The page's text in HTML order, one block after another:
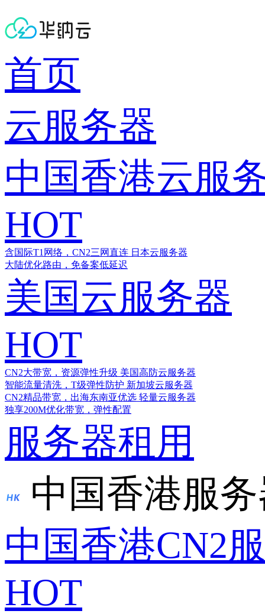
首页
云服务器
中国香港云服
HOT
含国际T1网络，CN2三网直连 日本云服务器
大陆优化路由，免备案低延迟
美国云服务器
HOT
CN2大带宽，资源弹性升级 美国高防云服务器
智能流量清洗，T级弹性防护 新加坡云服务器
CN2精品带宽，出海东南亚优选 轻量云服务器
独享200M优化带宽，弹性配置
服务器租用
中国香港服
中国香港CN2
HOT